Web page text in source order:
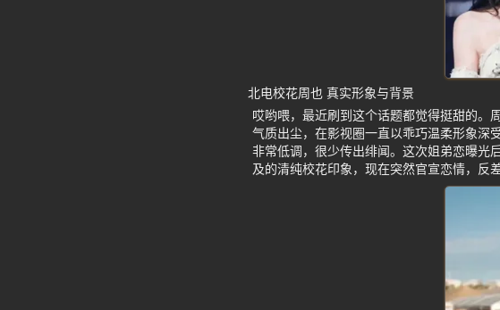
北电校花周也 真实形象与背景
哎哟喂，最近刷到这个话题都觉得挺甜的。
气质出尘，在影视圈一直以乖巧温柔形象深
非常低调，很少传出绯闻。这次姐弟恋曝光
及的清纯校花印象，现在突然官宣恋情，反